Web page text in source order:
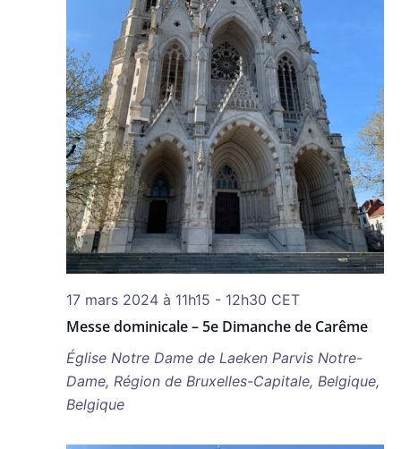
Messe dominicale – 5e Dimanche de Carême
17 mars 2024 à 11h15 - 12h30 CET
Église Notre Dame de Laeken Parvis Notre-
Dame, Région de Bruxelles-Capitale, Belgique,
Belgique